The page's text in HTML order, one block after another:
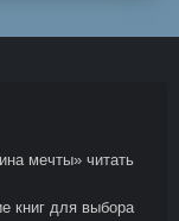
мечты» читать
книг для выбора